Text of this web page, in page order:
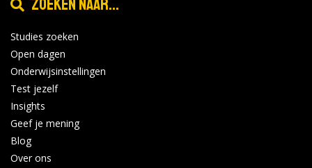
Zoeken naar...
Studies zoeken
Open dagen
Onderwijsinstellingen
Test jezelf
Insights
Geef je mening
Blog
Over ons